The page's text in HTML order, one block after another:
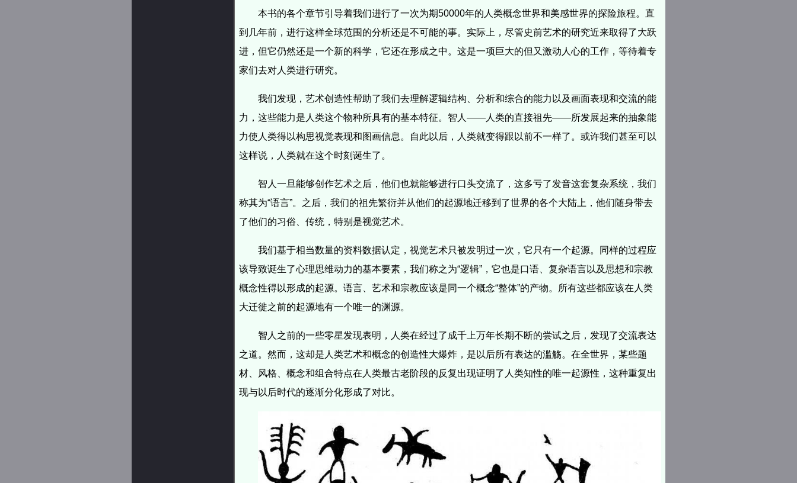
本书的各个章节引导着我们进行了一次为期50000年的人类概念世界和美感世界的探险旅程。直
到几年前，进行这样全球范围的分析还是不可能的事。实际上，尽管史前艺术的研究近来取得了大跃
进，但它仍然还是一个新的科学，它还在形成之中。这是一项巨大的但又激动人心的工作，等待着专
家们去对人类进行研究。
我们发现，艺术创造性帮助了我们去理解逻辑结构、分析和综合的能力以及画面表现和交流的能
力，这些能力是人类这个物种所具有的基本特征。智人——人类的直接祖先——所发展起来的抽象能
力使人类得以构思视觉表现和图画信息。自此以后，人类就变得跟以前不一样了。或许我们甚至可以
这样说，人类就在这个时刻诞生了。
智人一旦能够创作艺术之后，他们也就能够进行口头交流了，这多亏了发音这套复杂系统，我们
称其为“语言”。之后，我们的祖先繁衍并从他们的起源地迁移到了世界的各个大陆上，他们随身带去
了他们的习俗、传统，特别是视觉艺术。
我们基于相当数量的资料数据认定，视觉艺术只被发明过一次，它只有一个起源。同样的过程应
该导致诞生了心理思维动力的基本要素，我们称之为“逻辑”，它也是口语、复杂语言以及思想和宗教
概念性得以形成的起源。语言、艺术和宗教应该是同一个概念“整体”的产物。所有这些都应该在人类
大迁徙之前的起源地有一个唯一的渊源。
智人之前的一些零星发现表明，人类在经过了成千上万年长期不断的尝试之后，发现了交流表达
之道。然而，这却是人类艺术和概念的创造性大爆炸，是以后所有表达的滥觞。在全世界，某些题
材、风格、概念和组合特点在人类最古老阶段的反复出现证明了人类知性的唯一起源性，这种重复出
现与以后时代的逐渐分化形成了对比。